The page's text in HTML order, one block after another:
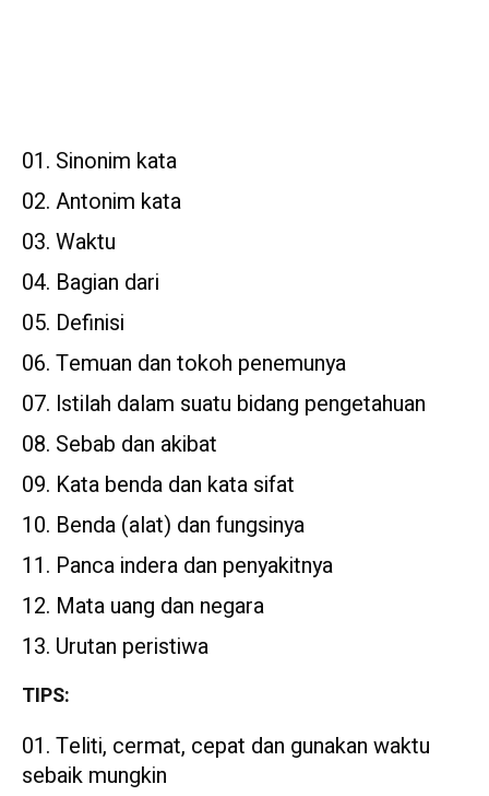
Sinonim kata
Antonim kata
Waktu
Bagian dari
Definisi
Temuan dan tokoh penemunya
lstilah dalam suatu bidang pengetahuan
Sebab dan akibat
Kata benda dan kata sifat
Benda (alat) dan fungsinya
Panca indera dan penyakitnya
Mata uang dan negara
Urutan peristiwa
TIPS:
Teliti, cermat, cepat dan gunakan waktu
sebaik mungkin